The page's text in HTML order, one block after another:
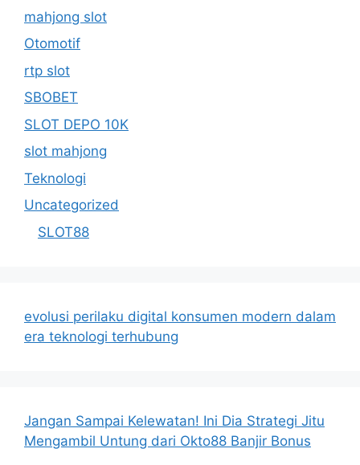
mahjong slot
Otomotif
rtp slot
SBOBET
SLOT DEPO 10K
slot mahjong
Teknologi
Uncategorized
SLOT88
evolusi perilaku digital konsumen modern dalam
era teknologi terhubung
Jangan Sampai Kelewatan! Ini Dia Strategi Jitu
Mengambil Untung dari Okto88 Banjir Bonus